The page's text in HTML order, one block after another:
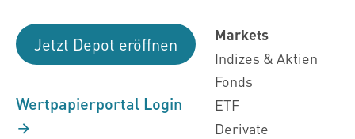
Jetzt Depot eröffnen
Wertpapierportal Login
Markets
Indizes & Aktien
Fonds
ETF
Derivate